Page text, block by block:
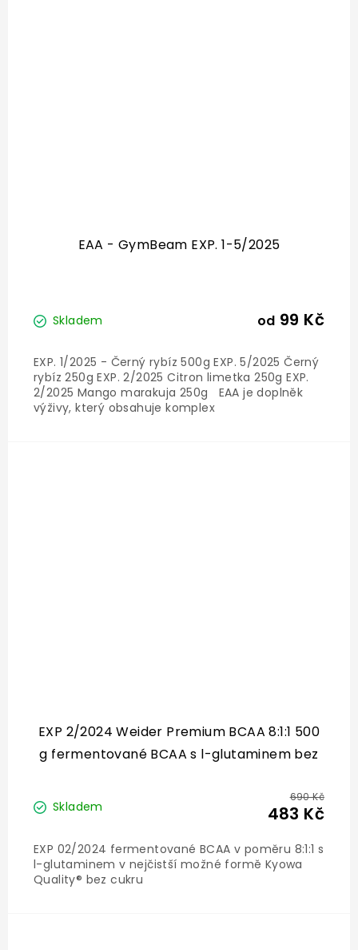
EAA - GymBeam EXP. 1-5/2025
Skladem od 99 Kč
EXP. 1/2025 - Černý rybíz 500g EXP. 5/2025 Černý
rybíz 250g EXP. 2/2025 Citron limetka 250g EXP.
2/2025 Mango marakuja 250g EAA je doplněk
výživy, který obsahuje komplex
EXP 2/2024 Weider Premium BCAA 8:1:1 500
g fermentované BCAA s l-glutaminem bez
Skladem
690 Kč
483 Kč
EXP 02/2024 fermentované BCAA v poměru 8:1:1 s
l-glutaminem v nejčistší možné formě Kyowa
Quality® bez cukru